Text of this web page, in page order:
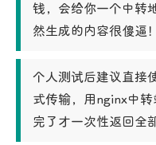
钱，会给你一个中转
然生成的内容很傻逼！
个人测试后建议直接
式传输，用nginx中
完了才一次性返回全